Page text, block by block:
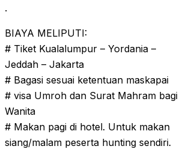
.
BIAYA MELIPUTI:
# Tiket Kualalumpur – Yordania –
Jeddah – Jakarta
# Bagasi sesuai ketentuan maskapai
# visa Umroh dan Surat Mahram bagi
Wanita
# Makan pagi di hotel. Untuk makan
siang/malam peserta hunting sendiri.